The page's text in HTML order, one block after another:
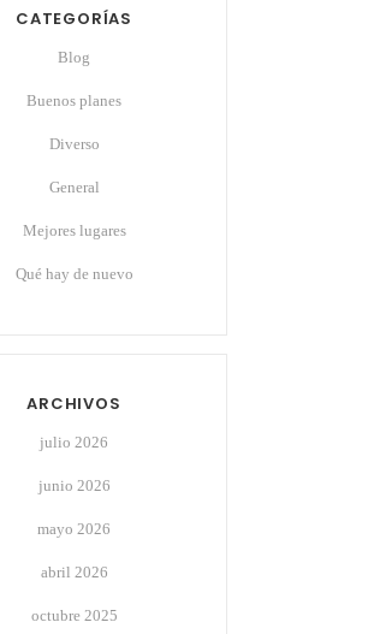
CATEGORÍAS
Blog
Buenos planes
Diverso
General
Mejores lugares
Qué hay de nuevo
ARCHIVOS
julio 2026
junio 2026
mayo 2026
abril 2026
octubre 2025